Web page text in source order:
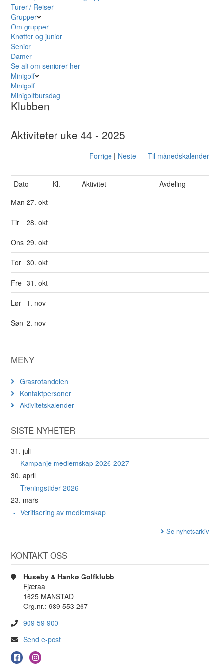
Turer / Reiser
Grupper
Om grupper
Knøtter og junior
Senior
Damer
Se alt om seniorer her
Minigolf
Minigolf
Minigolfbursdag
Klubben
Aktiviteter uke 44 - 2025
Forrige| Neste Til månedskalender
Dato Kl. Aktivitet
Avdeling
Man27. okt
Tir 28. okt
Ons 29. okt
Tor 30. okt
Fre 31. okt
Lør 1. nov
Søn 2. nov
MENY
Grasrotandelen
Kontaktpersoner
Aktivitetskalender
SISTE NYHETER
31. juli
Kampanje medlemskap 2026-2027
30. april
Treningstider 2026
23. mars
Verifisering av medlemskap
Se nyhetsarkiv
KONTAKT OSS
Huseby & Hankø Golfklubb
Fjæraa
1625 MANSTAD
Org.nr.: 989 553 267
909 59 900
Send e-post